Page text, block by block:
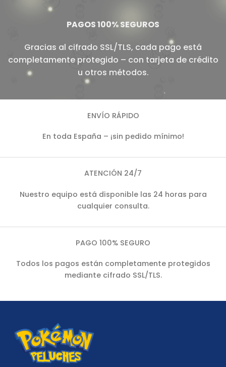
PAGOS 100% SEGUROS
Gracias al cifrado SSL/TLS, cada pago está
completamente protegido – con tarjeta de crédito
u otros métodos.
ENVÍO RÁPIDO
En toda España – ¡sin pedido mínimo!
ATENCIÓN 24/7
Nuestro equipo está disponible las 24 horas para
cualquier consulta.
PAGO 100% SEGURO
Todos los pagos están completamente protegidos
mediante cifrado SSL/TLS.